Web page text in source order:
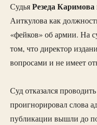
СудьяРезеда Каримова
Аиткулова как
«фейков» об армии. На
том, что директор
вопросами и не имеет
Суд отказался
проигнорировал слова
публикации вышли до